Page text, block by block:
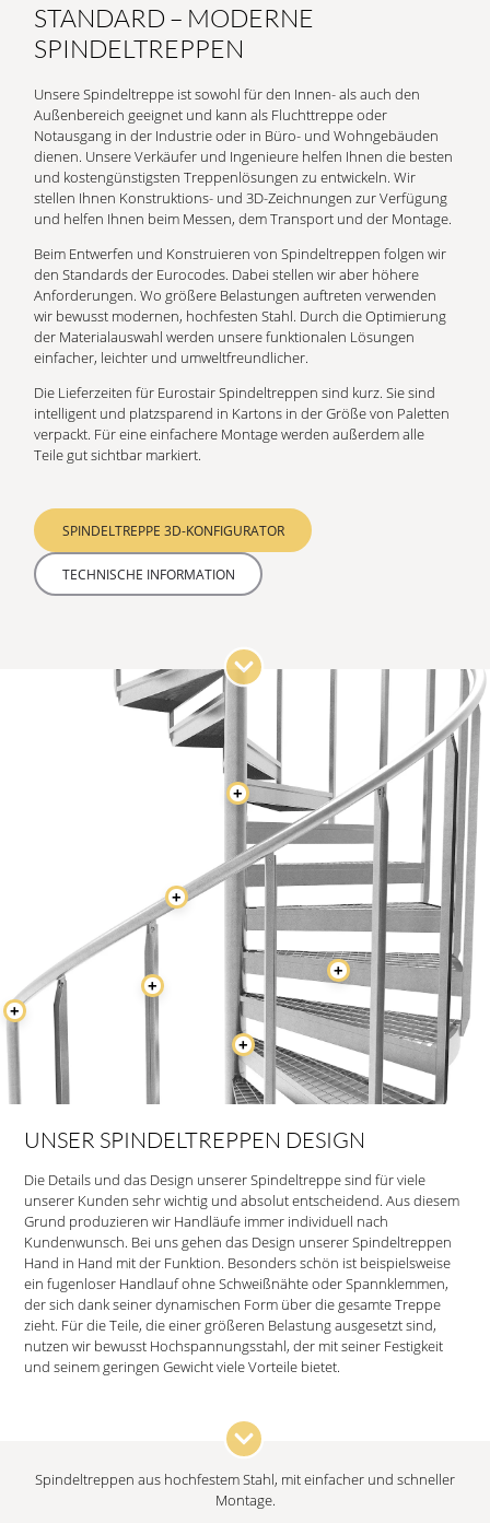
STANDARD – MODERNE
SPINDELTREPPEN
Unsere Spindeltreppe ist sowohl für den Innen- als auch den
Außenbereich geeignet und kann als Fluchttreppe oder
Notausgang in der Industrie oder in Büro- und Wohngebäuden
dienen. Unsere Verkäufer und Ingenieure helfen Ihnen die besten
und kostengünstigsten Treppenlösungen zu entwickeln. Wir
stellen Ihnen Konstruktions- und 3D-Zeichnungen zur Verfügung
und helfen Ihnen beim Messen, dem Transport und der Montage.
Beim Entwerfen und Konstruieren von Spindeltreppen folgen wir
den Standards der Eurocodes. Dabei stellen wir aber höhere
Anforderungen. Wo größere Belastungen auftreten verwenden
wir bewusst modernen, hochfesten Stahl. Durch die Optimierung
der Materialauswahl werden unsere funktionalen Lösungen
einfacher, leichter und umweltfreundlicher.
Die Lieferzeiten für Eurostair Spindeltreppen sind kurz. Sie sind
intelligent und platzsparend in Kartons in der Größe von Paletten
verpackt. Für eine einfachere Montage werden außerdem alle
Teile gut sichtbar markiert.
SPINDELTREPPE 3D-KONFIGURATOR
TECHNISCHE INFORMATION
UNSER SPINDELTREPPEN DESIGN
Die Details und das Design unserer Spindeltreppe sind für viele
unserer Kunden sehr wichtig und absolut entscheidend. Aus diesem
Grund produzieren wir Handläufe immer individuell nach
Kundenwunsch. Bei uns gehen das Design unserer Spindeltreppen
Hand in Hand mit der Funktion. Besonders schön ist beispielsweise
ein fugenloser Handlauf ohne Schweißnähte oder Spannklemmen,
der sich dank seiner dynamischen Form über die gesamte Treppe
zieht. Für die Teile, die einer größeren Belastung ausgesetzt sind,
nutzen wir bewusst Hochspannungsstahl, der mit seiner Festigkeit
und seinem geringen Gewicht viele Vorteile bietet.
+
+
+
+
+
+
Spindeltreppen aus hochfestem Stahl, mit einfacher und schneller
Montage.